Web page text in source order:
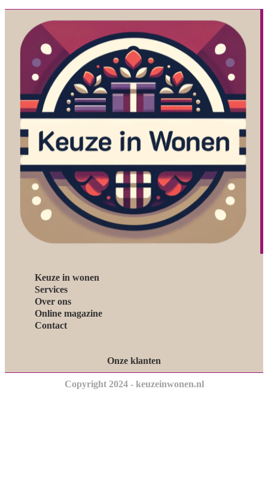
Keuze in wonen
Services
Over ons
Online magazine
Contact
Onze klanten
Copyright 2024 - keuzeinwonen.nl